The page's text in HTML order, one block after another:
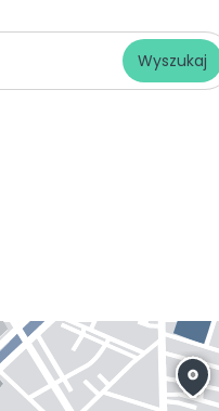
Wyszukaj